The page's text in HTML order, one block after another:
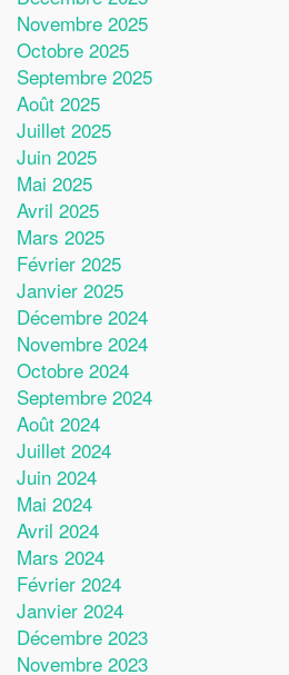
Novembre 2025
Octobre 2025
Septembre 2025
Août 2025
Juillet 2025
Juin 2025
Mai 2025
Avril 2025
Mars 2025
Février 2025
Janvier 2025
Décembre 2024
Novembre 2024
Octobre 2024
Septembre 2024
Août 2024
Juillet 2024
Juin 2024
Mai 2024
Avril 2024
Mars 2024
Février 2024
Janvier 2024
Décembre 2023
Novembre 2023